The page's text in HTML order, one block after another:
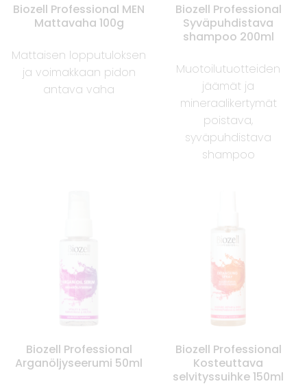
Biozell Professional MEN
Mattavaha 100g
Mattaisen lopputuloksen
ja voimakkaan pidon
antava vaha
Biozell Professional
Syväpuhdistava
shampoo 200ml
Muotoilutuotteiden
jäämät ja
mineraalikertymät
poistava,
syväpuhdistava
shampoo
Biozell Professional
Arganöljyseerumi 50ml
Biozell Professional
Kosteuttava
selvityssuihke 150ml